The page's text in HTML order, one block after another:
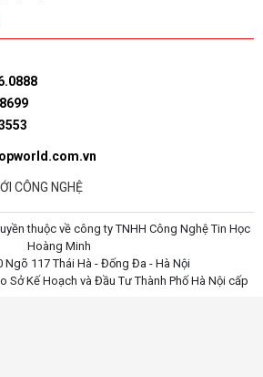
CÔNG NGHỆ
thuộc về công ty TNHH Công Nghệ Tin Học
Hoàng Minh
Ngõ 117 Thái Hà - Đống Đa - Hà Nội
Sở Kế Hoạch và Đầu Tư Thành Phố Hà Nội cấp